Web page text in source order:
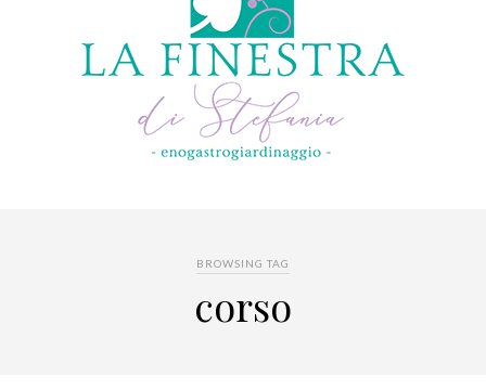
BROWSING TAG
corso